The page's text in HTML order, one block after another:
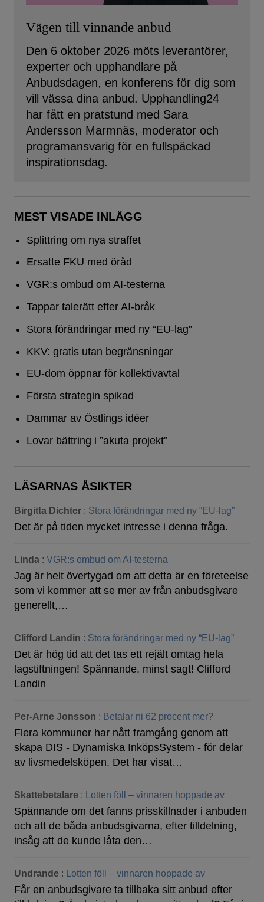
Vägen till vinnande anbud
Den 6 oktober 2026 möts leverantörer,
experter och upphandlare på
Anbudsdagen, en konferens för dig som
vill vässa dina anbud. Upphandling24
har fått en pratstund med Sara
Andersson Marmnäs, moderator och
programansvarig för en fullspäckad
inspirationsdag.
MEST VISADE INLÄGG
Splittring om nya straffet
Ersatte FKU med öråd
VGR:s ombud om AI-testerna
Tappar talerätt efter AI-bråk
Stora förändringar med ny “EU-lag”
KKV: gratis utan begränsningar
EU-dom öppnar för kollektivavtal
Första strategin spikad
Dammar av Östlings idéer
Lovar bättring i ”akuta projekt”
LÄSARNAS ÅSIKTER
Birgitta Dichter : Stora förändringar med ny “EU-lag”
Det är på tiden mycket intresse i denna fråga.
Linda : VGR:s ombud om AI-testerna
Jag är helt övertygad om att detta är en företeelse
som vi kommer att se mer av från anbudsgivare
generellt,…
Clifford Landin : Stora förändringar med ny “EU-lag”
Det är hög tid att det tas ett rejält omtag hela
lagstiftningen! Spännande, minst sagt! Clifford
Landin
Per-Arne Jonsson : Betalar ni 62 procent mer?
Flera kommuner har nått framgång genom att
skapa DIS - Dynamiska InköpsSystem - för delar
av livsmedelsköpen. Det har visat…
Skattebetalare : Lotten föll – vinnaren hoppade av
Spännande om det fanns prisskillnader i anbuden
och att de båda anbudsgivarna, efter tilldelning,
insåg att de kunde låta den…
Undrande : Lotten föll – vinnaren hoppade av
Får en anbudsgivare ta tillbaka sitt anbud efter